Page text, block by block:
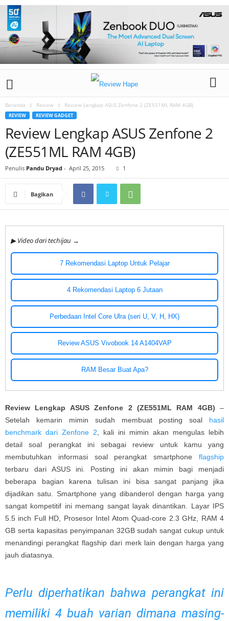
Beranda Review Review Lengkap ASUS Zenfone 2 (ZE551ML RAM 4GB)
REVIEW REVIEW GADGET
Review Lengkap ASUS Zenfone 2
(ZE551ML RAM 4GB)
Penulis Pandu Dryad - April 25, 2015 1
Bagikan
▶ Video dari techijau →
7 Rekomendasi Laptop Untuk Pelajar
4 Rekomendasi Laptop 6 Jutaan
Perbedaan Intel Core Ulra (seri U, V, H, HX)
Review ASUS Vivobook 14 A1404VAP
RAM Besar Buat Apa?
Review Lengkap ASUS Zenfone 2 (ZE551ML RAM 4GB) –
Setelah kemarin mimin sudah membuat posting soal hasil
benchmark dari Zenfone 2 , kali ini mimin akan mengulas lebih
detail soal perangkat ini sebagai review untuk kamu yang
membutuhkan informasi soal perangkat smartphone flagship
terbaru dari ASUS ini. Posting ini akan mimin bagi menjadi
beberapa bagian karena tulisan ini bisa sangat panjang jika
dijadikan satu. Smartphone yang dibanderol dengan harga yang
sangat kompetitif ini memang sangat layak dinantikan. Layar IPS
5.5 inch Full HD, Prosesor Intel Atom Quad-core 2.3 GHz, RAM 4
GB serta kapasitas penyimpanan 32GB sudah sangat cukup untuk
menandingi perangkat flagship dari merk lain dengan harga yang
jauh diatasnya.
Perlu diperhatikan bahwa perangkat ini
memiliki 4 buah varian dimana masing-